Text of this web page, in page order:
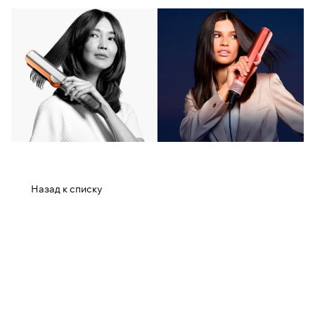
Назад к списку